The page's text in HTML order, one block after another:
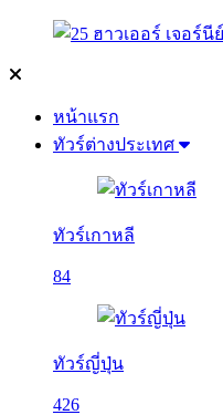
หน้าแรก
ทัวร์ต่างประเทศ
ทัวร์เกาหลี
84
ทัวร์ญี่ปุ่น
426